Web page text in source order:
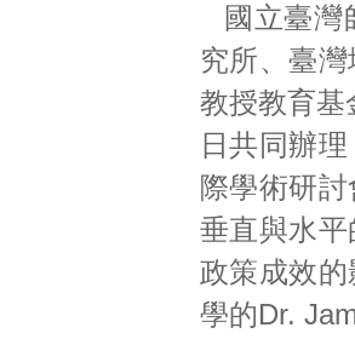
國立臺灣
究所、臺
教授教育基
日共同辦
際學術研
垂直與水
政策成效
學的Dr.